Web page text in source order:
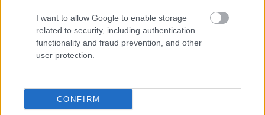
I want to allow Google to enable storage
related to security, including authentication
functionality and fraud prevention, and other
user protection.
CONFIRM